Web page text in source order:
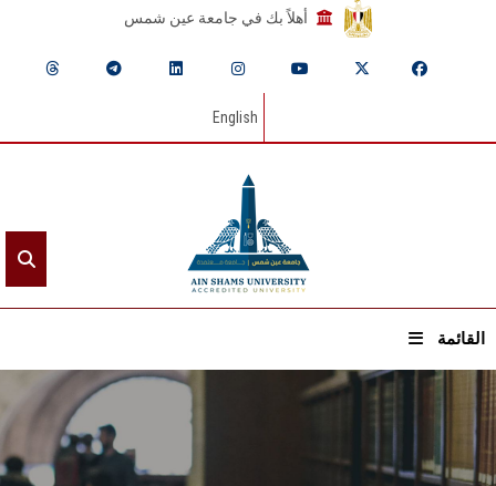
أهلاً بك في جامعة عين شمس
English
القائمة
الرئيسيـة
عن الجامعة